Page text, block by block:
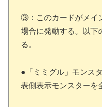
③：このカードがメイ
場合に発動する。以下
る。
●「ミミグル」モンス
表側表示モンスターを